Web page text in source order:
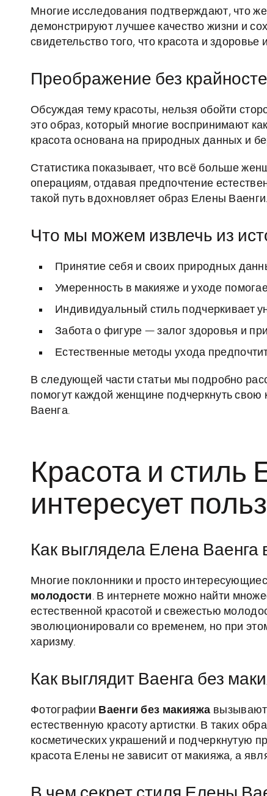
Многие исследования подтверждают, что
демонстрируют лучшее качество жизни и
свидетельство того, что красота и здоровье
Преображение без
Обсуждая тему красоты, нельзя обойти
это образ, который многие воспринимают
красота основана на природных данных и
Статистика показывает, что всё больше
операциям, отдавая предпочтение
такой путь вдохновляет образ Елены Ваенги.
Что мы можем извлечь из
Принятие себя и своих природных
Умеренность в макияже и уходе
Индивидуальный стиль подчеркивает
Забота о фигуре — залог здоровья и
Естественные методы ухода
В следующей части статьи мы подробно
помогут каждой женщине подчеркнуть свою
Ваенга.
Красота и стиль
интересует
Как выглядела Елена Ваенга
Многие поклонники и просто
молодости. В интернете можно найти
естественной красотой и свежестью
эволюционировали со временем, но при
харизму.
Как выглядит Ваенга без
Фотографии Ваенги без макияжа вызывают
естественную красоту артистки. В таких
косметических украшений и подчеркнутую
красота Елены не зависит от макияжа, а